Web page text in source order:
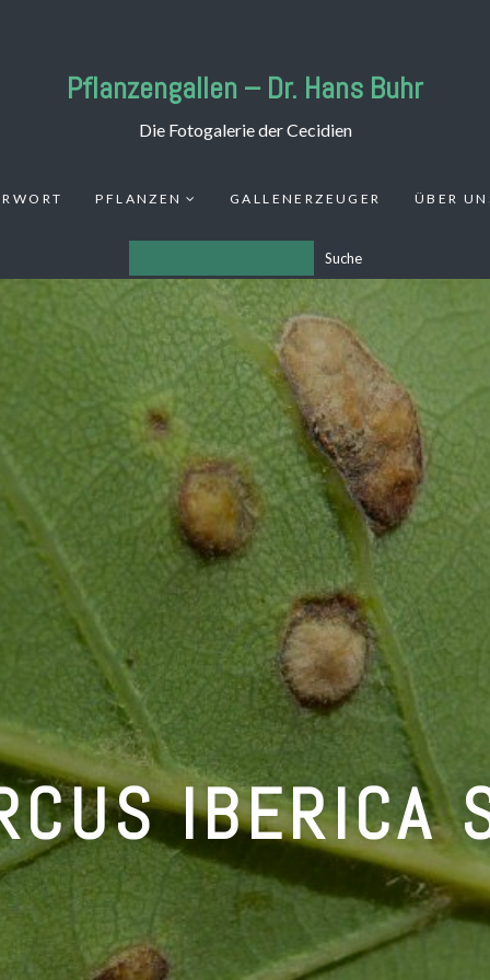
Pflanzengallen – Dr. Hans Buhr
Die Fotogalerie der Cecidien
PFLANZEN GALLENERZEUGER ÜBER
Suche
IBERICA